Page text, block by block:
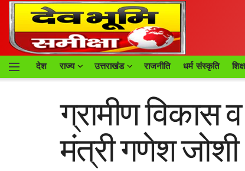
देश राज्य उत्तराखंड राजनीति धर्म संस्कृति
ग्रामीण विकास
मंत्री गणेश जोशी